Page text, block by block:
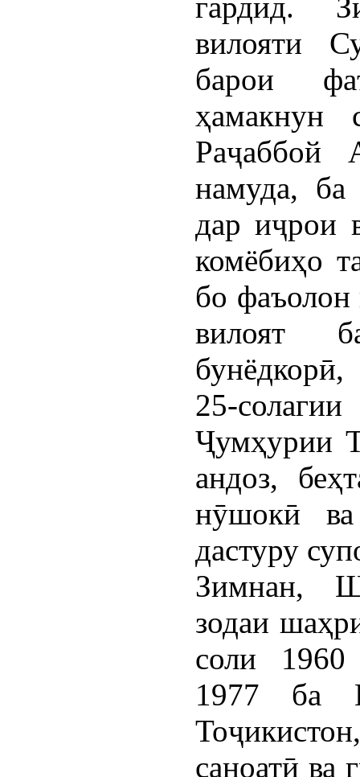
вилояти
барои
ҳамакнун
Раҷаббой
намуда,
дар иҷрои
комёбиҳо
бо фаъолон
вилоят
25-
Ҷумҳурии
андоз,
нӯшокӣ
дастуру
Зимнан,
зодаи
соли 1960
1977 ба
саноатӣ ва